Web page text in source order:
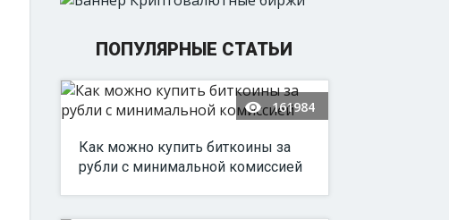
ПОПУЛЯРНЫЕ СТАТЬИ
161984
Как можно купить биткоины за
рубли с минимальной комиссией